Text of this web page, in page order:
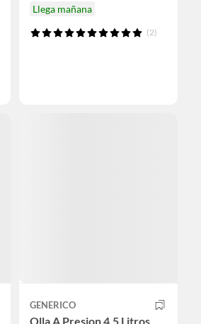
Llega mañana
(2)
GENERICO
Olla A Presion 4.5 Litros